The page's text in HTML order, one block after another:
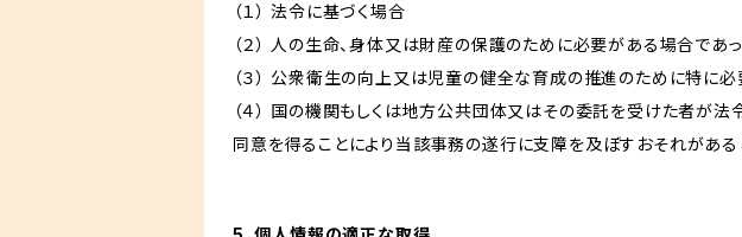
（１） 法令に基づく場合
（２） 人の生命、身体又は財産の保護のために必要がある場合であ
（３） 公衆衛生の向上又は児童の健全な育成の推進のために特に
（４） 国の機関もしくは地方公共団体又はその委託を受けた者が
同意を得ることにより当該事務の遂行に支障を及ぼすおそれがある